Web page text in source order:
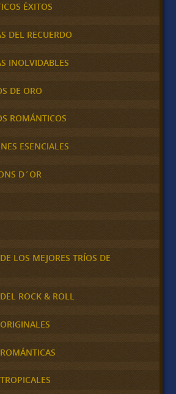
ÉXITOS
DEL RECUERDO
INOLVIDABLES
DE ORO
ROMÁNTICOS
ESENCIALES
D´OR
LOS MEJORES TRÍOS DE
ROCK & ROLL